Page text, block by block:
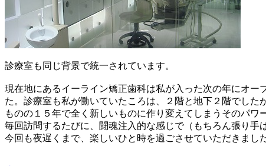
診療室も同じ背景で統一されています。
現在地にあるイーライン矯正歯科は私が入った次の年にオ
た。診療室も私が働いていたころは、２階と地下２階でした
ものの１５年で全く新しいものに作り変えてしまうそのパワ
毎回訪問するたびに、闘魂注入的な感じで（もちろん張り手
今回も夜遅くまで、楽しいひと時を過ごさせていただきました